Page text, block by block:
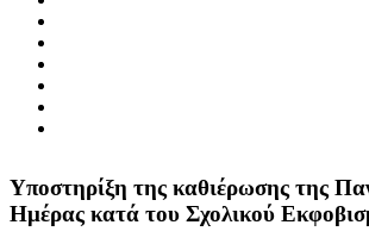
Yποστηρίξη της καθιέρωσης της
Ημέρας κατά του Σχολικού